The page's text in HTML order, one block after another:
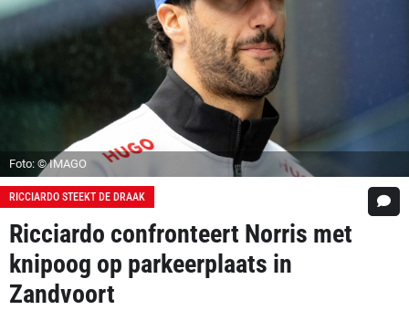
Foto: © IMAGO
RICCIARDO STEEKT DE DRAAK
Ricciardo confronteert Norris met
knipoog op parkeerplaats in
Zandvoort